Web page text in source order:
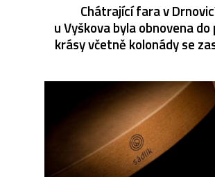
Chátrající fara v
u Vyškova byla obnovena
krásy včetně kolonády se